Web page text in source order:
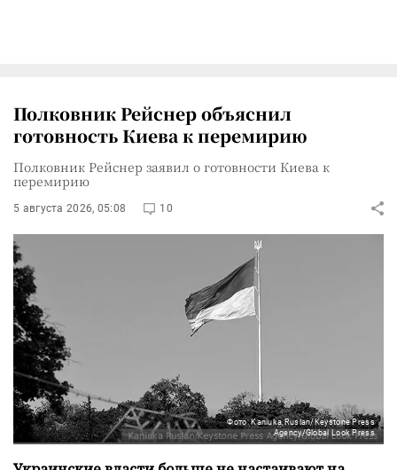
Полковник Рейснер объяснил
готовность Киева к перемирию
Полковник Рейснер заявил о готовности Киева к
перемирию
5 августа 2026, 05:08 10
Фото: Kaniuka Ruslan/Keystone Press
Agency/Global Look Press